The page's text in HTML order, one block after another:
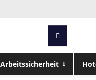
Arbeitssicherheit